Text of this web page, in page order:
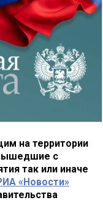
на территории
с
так или иначе
«Новости»